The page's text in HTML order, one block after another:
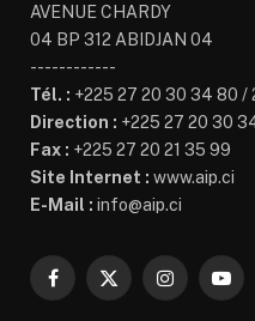
AVENUE CHARDY
04 BP 312 ABIDJAN 04
------------
Tél. : +225 27 20 30 34 80 /
Direction : +225 27 20 30
Fax : +225 27 20 21 35 99
Site Internet : www.aip.ci
E-Mail : info@aip.ci
Facebook
X
Instagram